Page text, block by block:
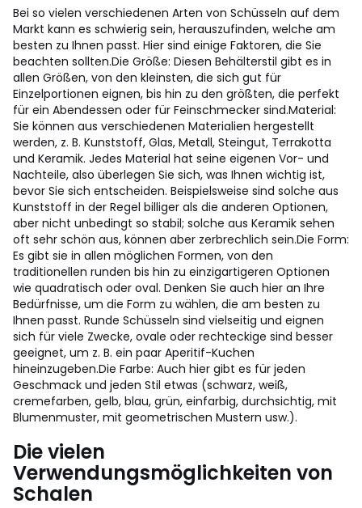
Bei so vielen verschiedenen Arten von Schüsseln auf dem
Markt kann es schwierig sein, herauszufinden, welche am
besten zu Ihnen passt. Hier sind einige Faktoren, die Sie
beachten sollten.Die Größe: Diesen Behälterstil gibt es in
allen Größen, von den kleinsten, die sich gut für
Einzelportionen eignen, bis hin zu den größten, die perfekt
für ein Abendessen oder für Feinschmecker sind.Material:
Sie können aus verschiedenen Materialien hergestellt
werden, z. B. Kunststoff, Glas, Metall, Steingut, Terrakotta
und Keramik. Jedes Material hat seine eigenen Vor- und
Nachteile, also überlegen Sie sich, was Ihnen wichtig ist,
bevor Sie sich entscheiden. Beispielsweise sind solche aus
Kunststoff in der Regel billiger als die anderen Optionen,
aber nicht unbedingt so stabil; solche aus Keramik sehen
oft sehr schön aus, können aber zerbrechlich sein.Die Form:
Es gibt sie in allen möglichen Formen, von den
traditionellen runden bis hin zu einzigartigeren Optionen
wie quadratisch oder oval. Denken Sie auch hier an Ihre
Bedürfnisse, um die Form zu wählen, die am besten zu
Ihnen passt. Runde Schüsseln sind vielseitig und eignen
sich für viele Zwecke, ovale oder rechteckige sind besser
geeignet, um z. B. ein paar Aperitif-Kuchen
hineinzugeben.Die Farbe: Auch hier gibt es für jeden
Geschmack und jeden Stil etwas (schwarz, weiß,
cremefarben, gelb, blau, grün, einfarbig, durchsichtig, mit
Blumenmuster, mit geometrischen Mustern usw.).
Die vielen
Verwendungsmöglichkeiten von
Schalen